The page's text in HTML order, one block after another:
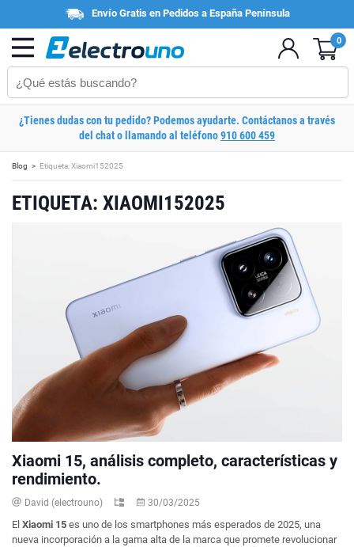
Envío Gratis en Pedidos a España Península
0
¿Tienes dudas con tu pedido? Podemos ayudarte. Contáctanos a través
del chat o llamando al teléfono910 600 459
Blog Etiqueta: Xiaomi152025
ETIQUETA: XIAOMI152025
Xiaomi 15, análisis completo, características y
rendimiento.
David (electrouno) 30/03/2025
El Xiaomi 15 es uno de los smartphones más esperados de 2025, una
nueva incorporación a la gama alta de la marca que promete revolucionar